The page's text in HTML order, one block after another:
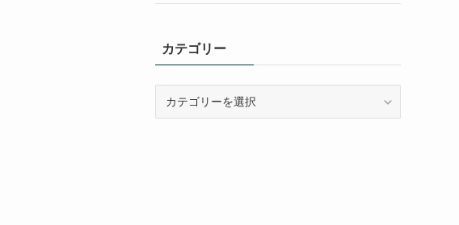
カテゴリー